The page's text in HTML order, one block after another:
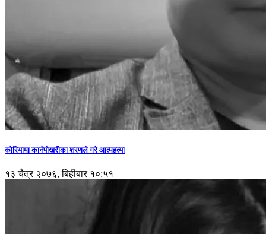
कोरियामा कानेपोखरीका शरणले गरे आत्महत्या
१३ चैत्र २०७६, बिहीबार १०:५१